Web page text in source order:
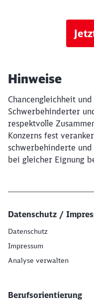
Hinweise
Chancengleichheit
Schwerbehinderter
respektvolle
Konzerns fest
schwerbehinderte
bei gleicher Eignung
Datenschutz /
Datenschutz
Impressum
Analyse verwalten
Berufsorientierung